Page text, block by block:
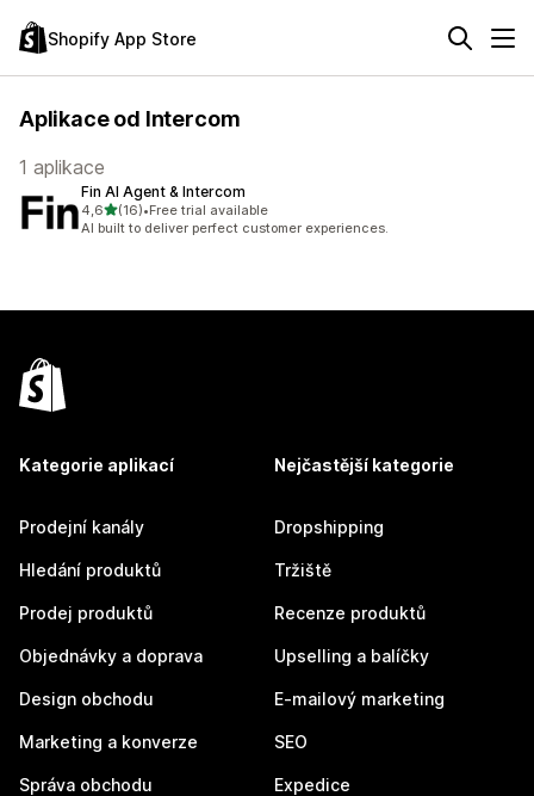
Shopify App Store
Aplikace od Intercom
1 aplikace
Fin AI Agent & Intercom
4,6z 5 hvězd
(16)
Celkový počet recenzí: 16
•Free trial available
AI built to deliver perfect customer experiences.
Kategorie aplikací
Prodejní kanály
Hledání produktů
Prodej produktů
Objednávky a doprava
Design obchodu
Marketing a konverze
Správa obchodu
Nejčastější kategorie
Dropshipping
Tržiště
Recenze produktů
Upselling a balíčky
E-mailový marketing
SEO
Expedice